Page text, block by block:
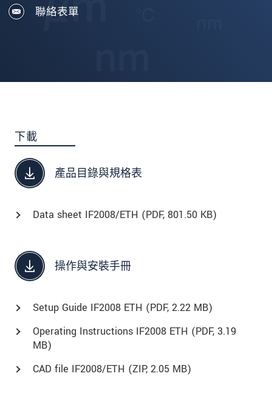
聯絡表單
下載
產品目錄與規格表
Data sheet IF2008/ETH (PDF, 801.50 KB)
操作與安裝手冊
Setup Guide IF2008 ETH (PDF, 2.22 MB)
Operating Instructions IF2008 ETH (PDF, 3.19
MB)
CAD file IF2008/ETH (ZIP, 2.05 MB)